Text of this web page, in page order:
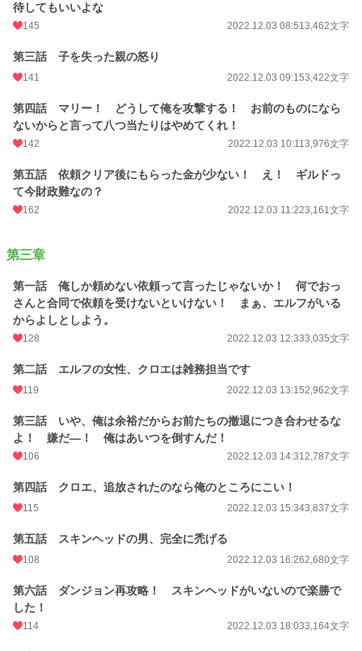
待してもいいよな
145 2022.12.03 08:513,462文字
第三話 子を失った親の怒り
141 2022.12.03 09:153,422文字
第四話 マリー！ どうして俺を攻撃する！ お前のものになら
ないからと言って八つ当たりはやめてくれ！
142 2022.12.03 10:113,976文字
第五話 依頼クリア後にもらった金が少ない！ え！ ギルドっ
て今財政難なの？
162 2022.12.03 11:223,161文字
第三章
第一話 俺しか頼めない依頼って言ったじゃないか！ 何でおっ
さんと合同で依頼を受けないといけない！ まぁ、エルフがいる
からよしとしよう。
128 2022.12.03 12:333,035文字
第二話 エルフの女性、クロエは雑務担当です
119 2022.12.03 13:152,962文字
第三話 いや、俺は余裕だからお前たちの撤退につき合わせるな
よ！ 嫌だ―！ 俺はあいつを倒すんだ！
106 2022.12.03 14:312,787文字
第四話 クロエ、追放されたのなら俺のところにこい！
115 2022.12.03 15:343,837文字
第五話 スキンヘッドの男、完全に禿げる
108 2022.12.03 16:262,680文字
第六話 ダンジョン再攻略！ スキンヘッドがいないので楽勝で
した！
114 2022.12.03 18:033,164文字